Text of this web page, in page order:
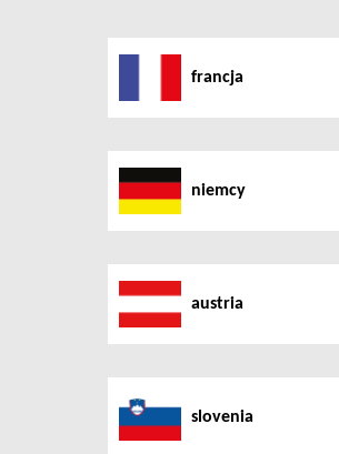
francja
niemcy
austria
slovenia